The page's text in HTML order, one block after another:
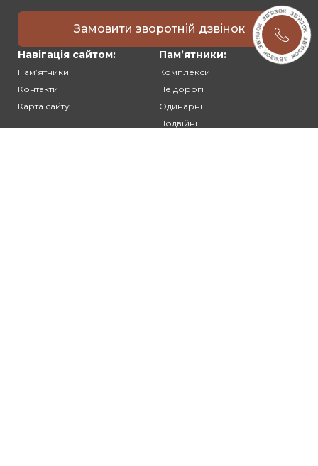
Замовити зворотній дзвінок
Навігація сайтом:
Памʼятники
Контакти
Карта сайту
Памʼятники:
Комплекси
Не дорогі
Одинарні
Подвійні